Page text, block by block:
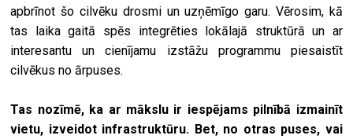
apbrīnot šo cilvēku drosmi un uzņēmīgo garu. Vērosim, kā
tas laika gaitā spēs integrēties lokālajā struktūrā un ar
interesantu un cienījamu izstāžu programmu piesaistīt
cilvēkus no ārpuses.
Tas nozīmē, ka ar mākslu ir iespējams pilnībā izmainīt
vietu, izveidot infrastruktūru. Bet, no otras puses, vai